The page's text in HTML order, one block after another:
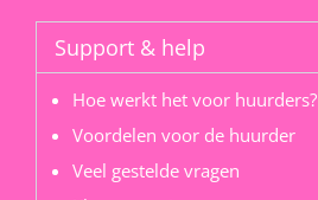
Support & help
Hoe werkt het voor huurders?
Voordelen voor de huurder
Veel gestelde vragen